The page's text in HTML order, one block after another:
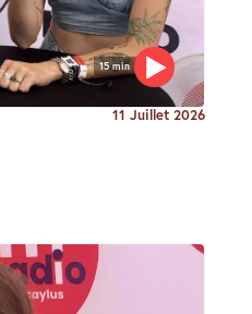
15 min
11 Juillet 2026